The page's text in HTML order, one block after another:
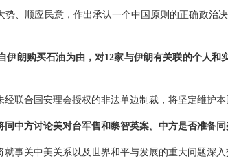
、顺应民意，作出承认一个中国原则的正确政治
伊朗购买石油为由，对12家与伊朗有关联的个人和
联合国安理会授权的非法单边制裁，将坚定维护本
中方讨论美对台军售和黎智英案。中方是否准备同
事关中美关系以及世界和平与发展的重大问题深入